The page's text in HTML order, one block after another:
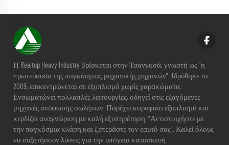
Η Realtop Heavy Industry βρίσκεται στην Τσανγκσά, γνωστή ως "η
πρωτεύουσα της παγκόσμιας μηχανικής μηχανών". Ιδρύθηκε το
2009, επικεντρώνεται σε εξοπλισμό χωρίς χαρακώματα.
Ενσωματώνει πολλαπλές λειτουργίες, οδηγεί στις εξαγόμενες
μηχανές ανύψωσης σωλήνων. Παρέχει κορυφαίο εξοπλισμό και
κερδίζει αναγνώριση με καλή εξυπηρέτηση. "Αντιστοιχήστε με
την παγκόσμια κλάση και ξεπεράστε τον εαυτό σας". Καλεί όλους
να συζητήσουν λύσεις για την υπόγεια κατασκευή.